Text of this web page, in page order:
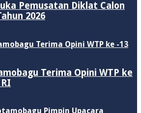
Pemusatan Diklat Calon
2026
Terima Opini WTP ke